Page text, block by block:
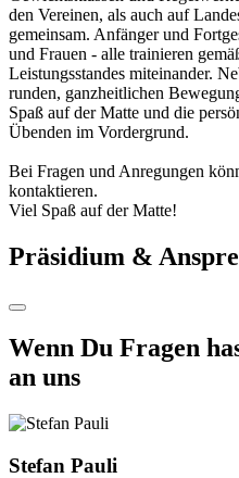
den Vereinen, als auch auf
gemeinsam. Anfänger und
und Frauen - alle trainieren
Leistungsstandes miteinander.
runden, ganzheitlichen
Spaß auf der Matte und die
Übenden im Vordergrund.
Bei Fragen und Anregungen
kontaktieren.
Viel Spaß auf der Matte!
Präsidium &
Wenn Du Fragen
an uns
Stefan Pauli